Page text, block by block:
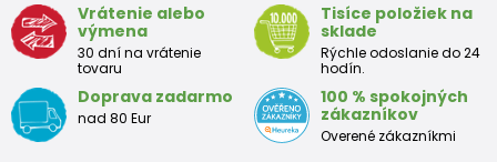
Veľkosť
Výška
(cm)
Prsia
(cm)
Pás
(cm)
(cm)
12
mesiacov
68 - 80 47 52
Vrátenie alebo
výmena
30 dní na vrátenie
tovaru
Tisíce položiek na
sklade
Rýchle odoslanie do 24
hodín.
Doprava zadarmo
nad 80 Eur
100 % spokojných
zákazníkov
Overené zákazníkmi